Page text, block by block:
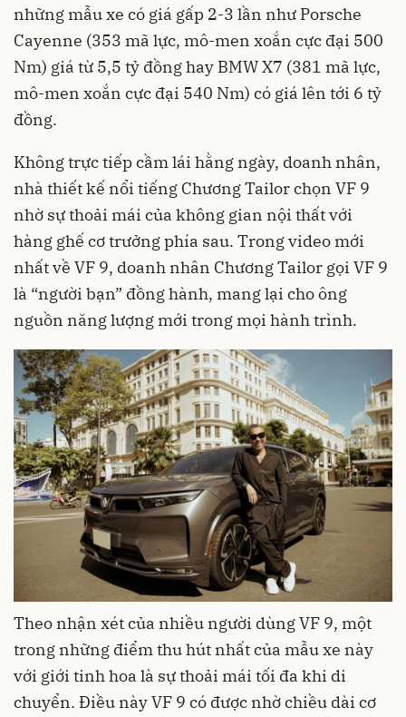
những mẫu xe có giá gấp 2-3 lần như Porsche
Cayenne (353 mã lực, mô-men xoắn cực đại 500
Nm) giá từ 5,5 tỷ đồng hay BMW X7 (381 mã lực,
mô-men xoắn cực đại 540 Nm) có giá lên tới 6 tỷ
đồng.
Không trực tiếp cầm lái hằng ngày, doanh nhân,
nhà thiết kế nổi tiếng Chương Tailor chọn VF 9
nhờ sự thoải mái của không gian nội thất với
hàng ghế cơ trưởng phía sau. Trong video mới
nhất về VF 9, doanh nhân Chương Tailor gọi VF 9
là “người bạn” đồng hành, mang lại cho ông
nguồn năng lượng mới trong mọi hành trình.
Theo nhận xét của nhiều người dùng VF 9, một
trong những điểm thu hút nhất của mẫu xe này
với giới tinh hoa là sự thoải mái tối đa khi di
chuyển. Điều này VF 9 có được nhờ chiều dài cơ